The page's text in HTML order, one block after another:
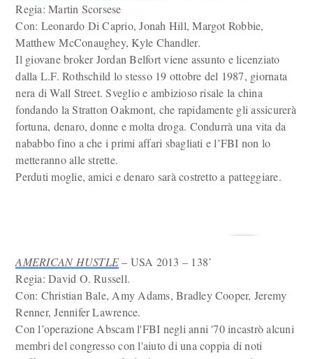
Regia: Martin Scorsese
Con: Leonardo Di Caprio, Jonah Hill, Margot Robbie,
Matthew McConaughey, Kyle Chandler.
Il giovane broker Jordan Belfort viene assunto e licenziato
dalla L.F. Rothschild lo stesso 19 ottobre del 1987, giornata
nera di Wall Street. Sveglio e ambizioso risale la china
fondando la Stratton Oakmont, che rapidamente gli assicurerà
fortuna, denaro, donne e molta droga. Condurrà una vita da
nababbo fino a che i primi affari sbagliati e l’FBI non lo
metteranno alle strette.
Perduti moglie, amici e denaro sarà costretto a patteggiare.
AMERICAN HUSTLE– USA 2013 – 138’
Regia: David O. Russell.
Con: Christian Bale, Amy Adams, Bradley Cooper, Jeremy
Renner, Jennifer Lawrence.
Con l’operazione Abscam l'FBI negli anni '70 incastrò alcuni
membri del congresso con l'aiuto di una coppia di noti